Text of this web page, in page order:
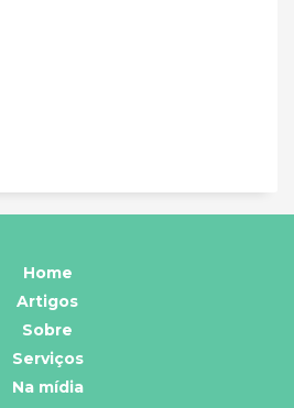
Home
Artigos
Sobre
Serviços
Na mídia